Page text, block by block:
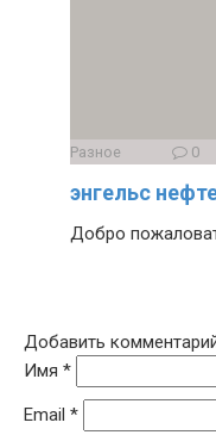
Разное 0
энгельс
Добро
Добавить
Имя *
Email *